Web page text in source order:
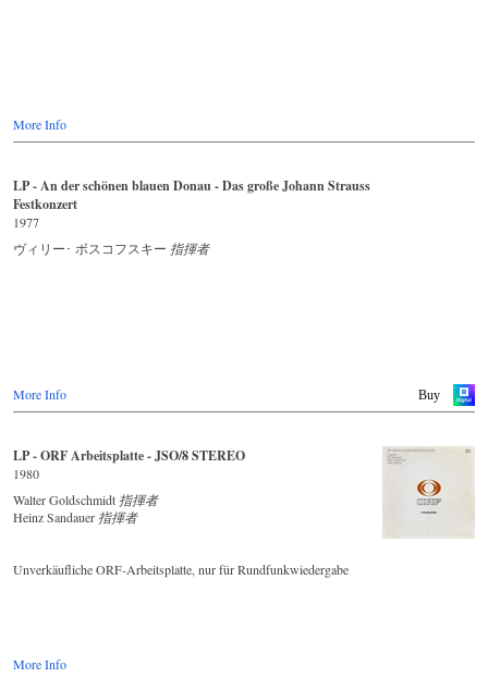
More Info
LP - An der schönen blauen Donau - Das große Johann Strauss
Festkonzert
1977
ヴィリー･ ボスコフスキー 指揮者
Buy
More Info
LP - ORF Arbeitsplatte - JSO/8 STEREO
1980
Walter Goldschmidt 指揮者
Heinz Sandauer 指揮者
Unverkäufliche ORF-Arbeitsplatte, nur für Rundfunkwiedergabe
More Info